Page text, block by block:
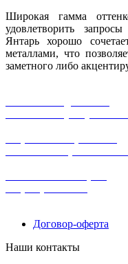
Широкая гамма
удовлетворить
Янтарь хорошо
металлами, что
заметного либо
Договор-оферта
Наши контакты